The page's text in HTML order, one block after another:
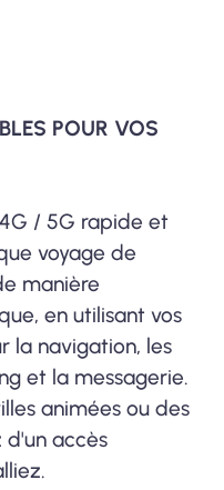
POUR VOS
/ 5G rapide et
voyage de
manière
en utilisant vos
la navigation, les
et la messagerie.
animées ou des
d'un accès